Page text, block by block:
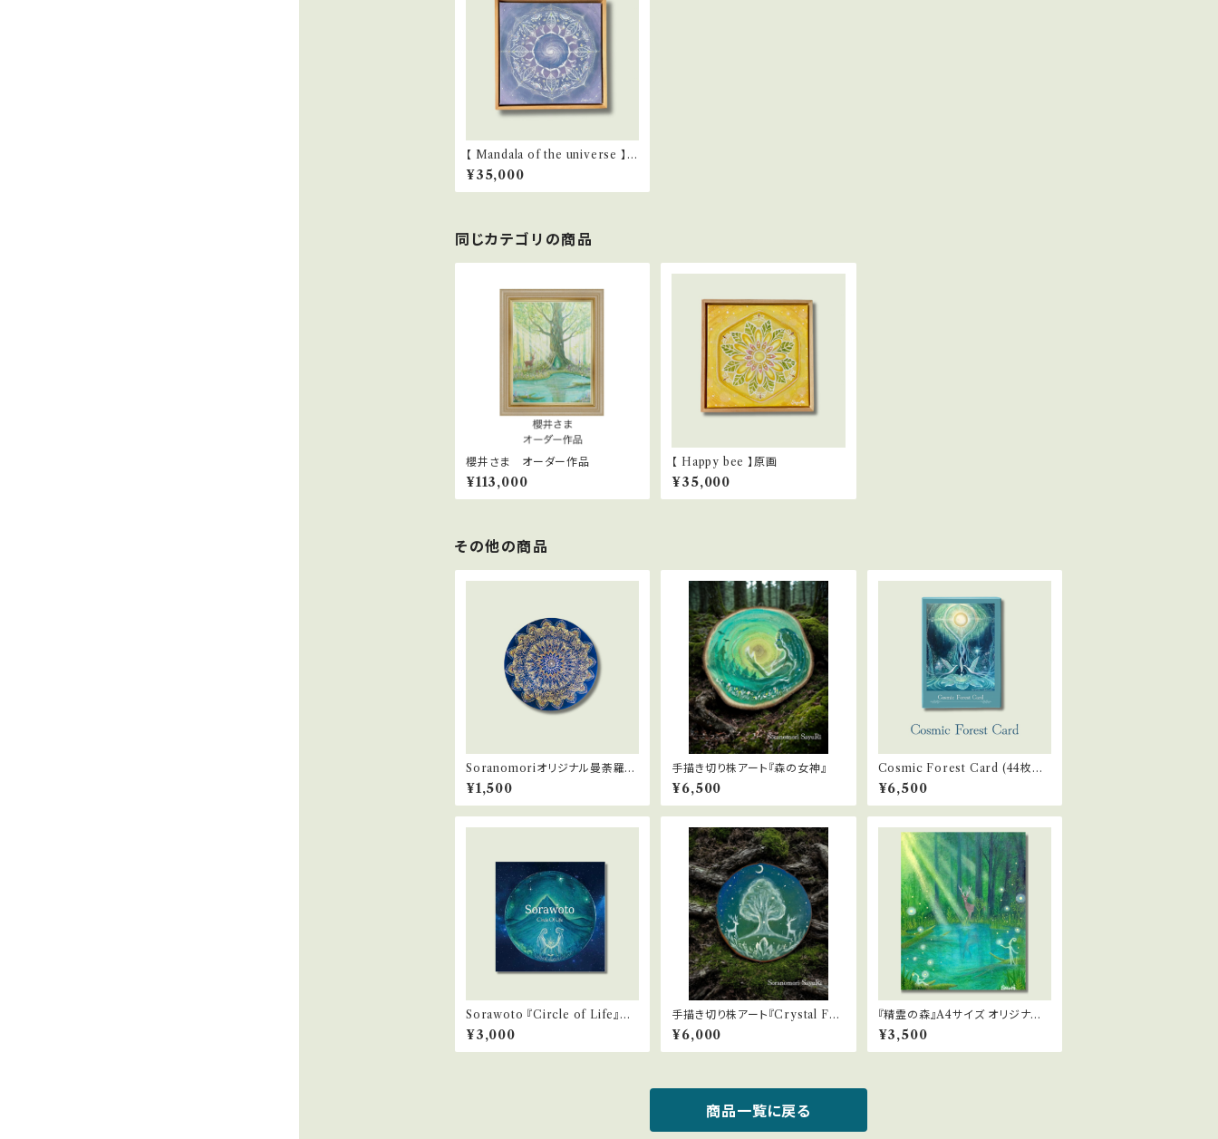
【 Mandala of the universe 】原
画
¥35,000
同じカテゴリの商品
櫻井さま オーダー作品
¥113,000
【 Happy bee 】原画
¥35,000
その他の商品
Soranomoriオリジナル曼荼羅ス
テッカー
¥1,500
手描き切り株アート『森の女神』
¥6,500
Cosmic Forest Card (44枚セ
ット＋解説本)
¥6,500
Sorawoto 『Circle of Life』C
Dアルバム
¥3,000
手描き切り株アート『Crystal For
est〜三日月と鹿』
¥6,000
『精霊の森』A4サイズ オリジナル
プリント
¥3,500
商品一覧に戻る